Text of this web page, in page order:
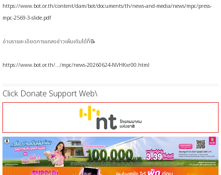
https://www.bot.or.th/content/dam/bot/documents/th/news-and-media/news/mpc/press-
mpc-2569-3-slide.pdf
อ่านรายละเอียดการแถลงข่าวเพิ่มเติมได้ที่📝
https://www.bot.or.th/.../mpc/news-20260624-NVHKxr00.html
Click Donate Support Web\